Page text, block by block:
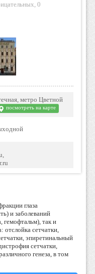
, 0
метро Цветной
посмотреть на карте
глаза
и заболеваний
гемофтальм), так и
отслойка сетчатки,
эпиретинальный
сетчатки,
генеза, в том